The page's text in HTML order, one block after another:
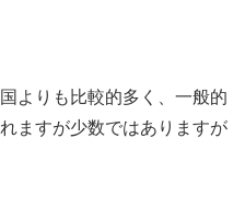
よりも比較的多く、一般的
ますが少数ではありますが